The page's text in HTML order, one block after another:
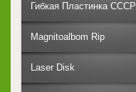
Гибкая Пластинка СССР
Magnitoalbom Rip
Laser Disk